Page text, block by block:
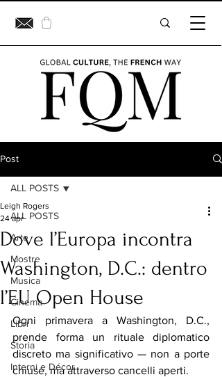
Post
ALL POSTS
Arte
Mostre
Musica
Cinema
Libri
Storia
Interni e Décor
ALL POSTS
Dove l’Europa incontra
Washington, D.C.: dentro
l’EU Open House
Leigh Rogers
24 apr
Ogni primavera a Washington, D.C.,
prende forma un rituale diplomatico
discreto ma significativo — non a porte
chiuse, ma attraverso cancelli aperti.